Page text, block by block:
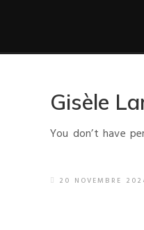
Gisèle
You don’t have
20 NOVEMBRE